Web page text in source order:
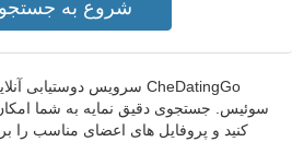
سوئیس. جستجوی دقیق نمایه به شما
کنید و پروفایل های اعضای مناسب را